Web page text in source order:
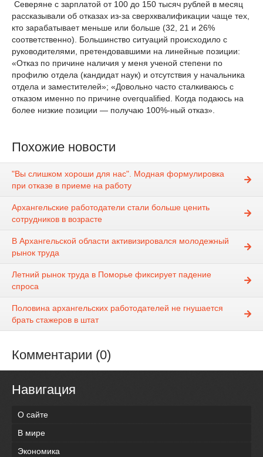
Северяне с зарплатой от 100 до 150 тысяч рублей в месяц
рассказывали об отказах из-за сверхквалификации чаще тех,
кто зарабатывает меньше или больше (32, 21 и 26%
соответственно). Большинство ситуаций происходило с
руководителями, претендовавшими на линейные позиции:
«Отказ по причине наличия у меня ученой степени по
профилю отдела (кандидат наук) и отсутствия у начальника
отдела и заместителей»; «Довольно часто сталкиваюсь с
отказом именно по причине overqualified. Когда подаюсь на
более низкие позиции — получаю 100%-ный отказ».
Похожие новости
"Вы слишком хороши для нас". Модная формулировка
при отказе в приеме на работу
Архангельские работодатели стали больше ценить
сотрудников в возрасте
В Архангельской области активизировался молодежный
рынок труда
Летний рынок труда в Поморье фиксирует падение
спроса
Половина архангельских работодателей не гнушается
брать стажеров в штат
Комментарии (0)
Навигация
О сайте
В мире
Экономика